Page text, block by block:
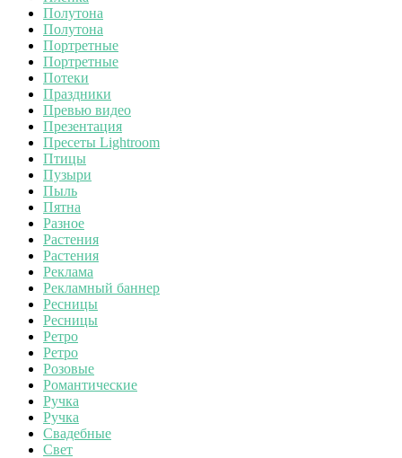
Полутона
Полутона
Портретные
Портретные
Потеки
Праздники
Превью видео
Презентация
Пресеты Lightroom
Птицы
Пузыри
Пыль
Пятна
Разное
Растения
Растения
Реклама
Рекламный баннер
Ресницы
Ресницы
Ретро
Ретро
Розовые
Романтические
Ручка
Ручка
Свадебные
Свет